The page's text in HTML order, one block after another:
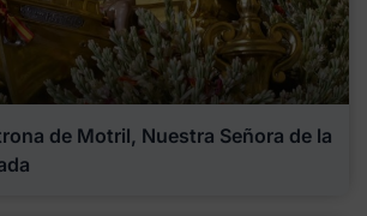
de Motril, Nuestra Señora de la